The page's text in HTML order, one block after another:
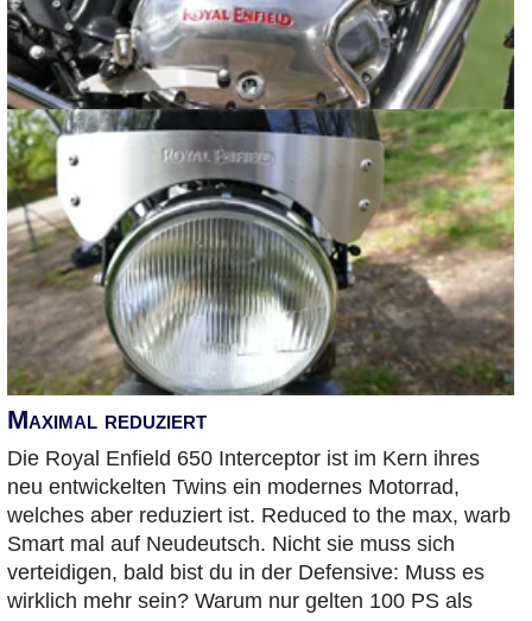
Maximal reduziert
Die Royal Enfield 650 Interceptor ist im Kern ihres
neu entwickelten Twins ein modernes Motorrad,
welches aber reduziert ist. Reduced to the max, warb
Smart mal auf Neudeutsch. Nicht sie muss sich
verteidigen, bald bist du in der Defensive: Muss es
wirklich mehr sein? Warum nur gelten 100 PS als